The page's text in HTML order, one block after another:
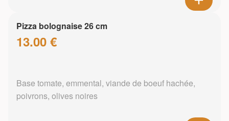
Pizza bolognaise 26 cm
13.00 €
Base tomate, emmental, viande de boeuf hachée,
poivrons, olives noires